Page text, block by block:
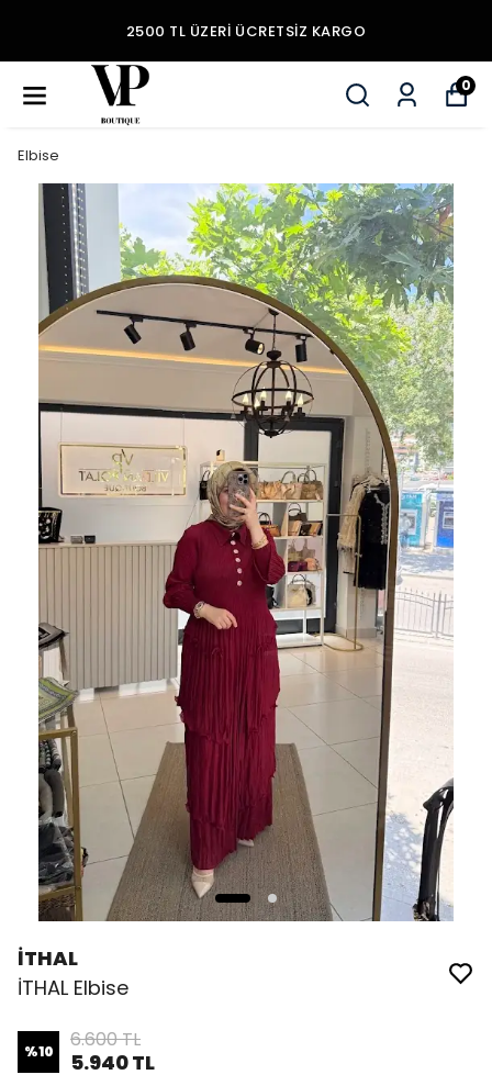
2500 TL ÜZERI ÜCRETSIZ KARGO
0
Elbise
İTHAL
İTHAL Elbise
%10 6.600 TL
5.940 TL